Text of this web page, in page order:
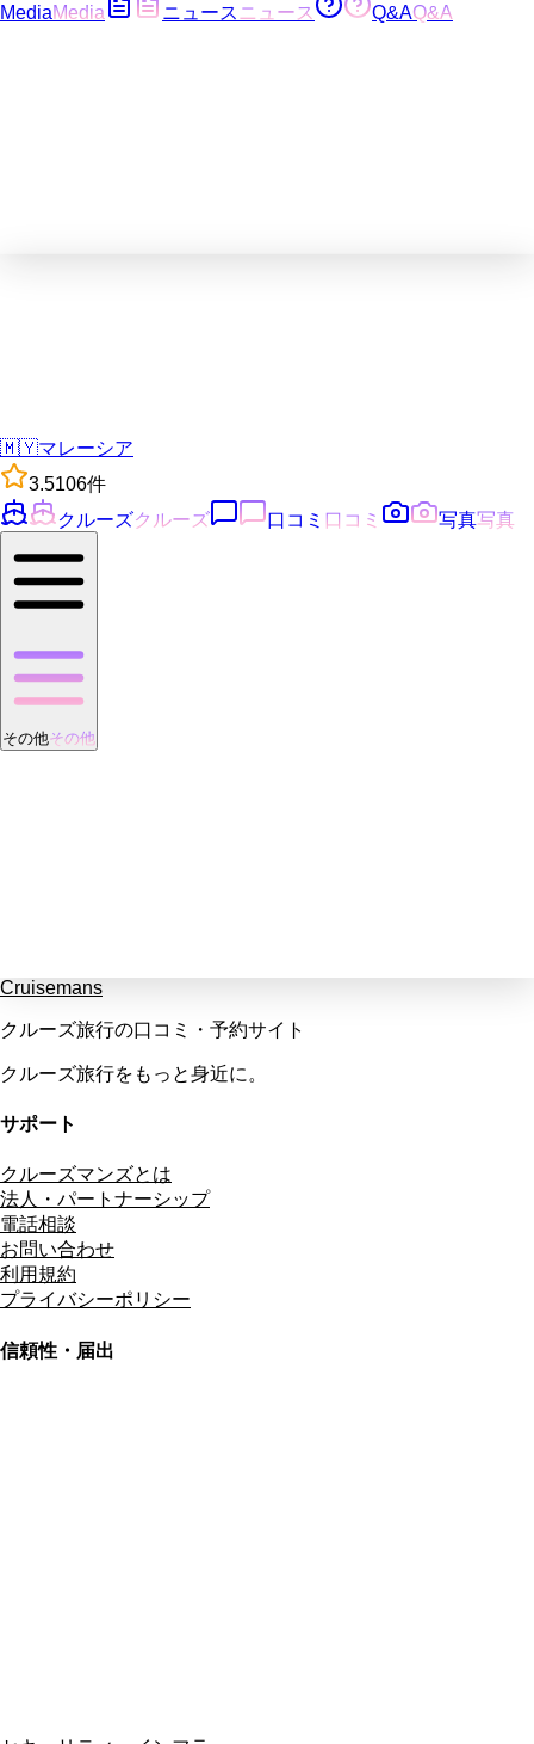
MediaMedia ニュース ニュース Q&AQ&A
🇲🇾マレーシア
3.5106件
クルーズクルーズ 口コミ 口コミ 写真写真
その他その他
Cruisemans
クルーズ旅行の口コミ・予約サイト
クルーズ旅行をもっと身近に。
サポート
クルーズマンズとは
法人・パートナーシップ
電話相談
お問い合わせ
利用規約
プライバシーポリシー
信頼性・届出